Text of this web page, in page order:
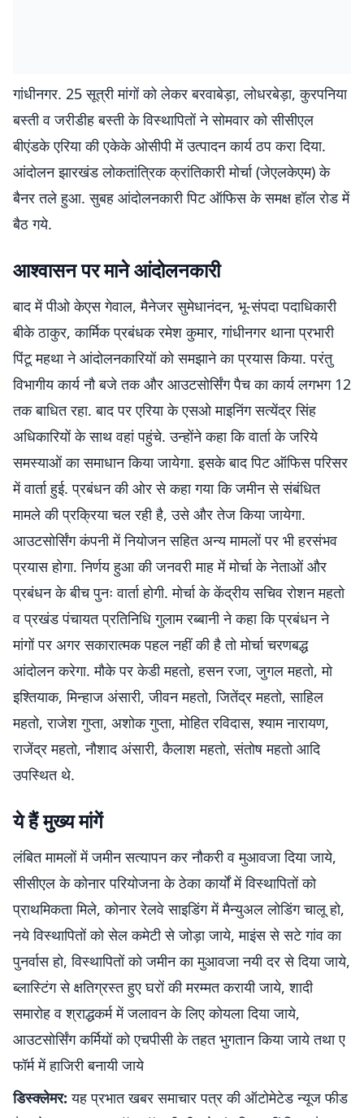
गांधीनगर. 25 सूत्री मांगों को लेकर बरवाबेड़ा, लोधरबेड़ा, कुरपनिया
बस्ती व जरीडीह बस्ती के विस्थापितों ने सोमवार को सीसीएल
बीएंडके एरिया की एकेके ओसीपी में उत्पादन कार्य ठप करा दिया.
आंदोलन झारखंड लोकतांत्रिक क्रांतिकारी मोर्चा (जेएलकेएम) के
बैनर तले हुआ. सुबह आंदोलनकारी पिट ऑफिस के समक्ष हॉल रोड में
बैठ गये.
आश्वासन पर माने आंदोलनकारी
बाद में पीओ केएस गेवाल, मैनेजर सुमेधानंदन, भू-संपदा पदाधिकारी
बीके ठाकुर, कार्मिक प्रबंधक रमेश कुमार, गांधीनगर थाना प्रभारी
पिंटू महथा ने आंदोलनकारियों को समझाने का प्रयास किया. परंतु
विभागीय कार्य नौ बजे तक और आउटसोर्सिंग पैच का कार्य लगभग 12
तक बाधित रहा. बाद पर एरिया के एसओ माइनिंग सत्येंद्र सिंह
अधिकारियों के साथ वहां पहुंचे. उन्होंने कहा कि वार्ता के जरिये
समस्याओं का समाधान किया जायेगा. इसके बाद पिट ऑफिस परिसर
में वार्ता हुई. प्रबंधन की ओर से कहा गया कि जमीन से संबंधित
मामले की प्रक्रिया चल रही है, उसे और तेज किया जायेगा.
आउटसोर्सिंग कंपनी में नियोजन सहित अन्य मामलों पर भी हरसंभव
प्रयास होगा. निर्णय हुआ की जनवरी माह में मोर्चा के नेताओं और
प्रबंधन के बीच पुनः वार्ता होगी. मोर्चा के केंद्रीय सचिव रोशन महतो
व प्रखंड पंचायत प्रतिनिधि गुलाम रब्बानी ने कहा कि प्रबंधन ने
मांगों पर अगर सकारात्मक पहल नहीं की है तो मोर्चा चरणबद्ध
आंदोलन करेगा. मौके पर केडी महतो, हसन रजा, जुगल महतो, मो
इश्तियाक, मिन्हाज अंसारी, जीवन महतो, जितेंद्र महतो, साहिल
महतो, राजेश गुप्ता, अशोक गुप्ता, मोहित रविदास, श्याम नारायण,
राजेंद्र महतो, नौशाद अंसारी, कैलाश महतो, संतोष महतो आदि
उपस्थित थे.
ये हैं मुख्य मांगें
लंबित मामलों में जमीन सत्यापन कर नौकरी व मुआवजा दिया जाये,
सीसीएल के कोनार परियोजना के ठेका कार्यों में विस्थापितों को
प्राथमिकता मिले, कोनार रेलवे साइडिंग में मैन्युअल लोडिंग चालू हो,
नये विस्थापितों को सेल कमेटी से जोड़ा जाये, माइंस से सटे गांव का
पुनर्वास हो, विस्थापितों को जमीन का मुआवजा नयी दर से दिया जाये,
ब्लास्टिंग से क्षतिग्रस्त हुए घरों की मरम्मत करायी जाये, शादी
समारोह व श्राद्धकर्म में जलावन के लिए कोयला दिया जाये,
आउटसोर्सिंग कर्मियों को एचपीसी के तहत भुगतान किया जाये तथा ए
फॉर्म में हाजिरी बनायी जाये
डिस्क्लेमर: यह प्रभात खबर समाचार पत्र की ऑटोमेटेड न्यूज फीड